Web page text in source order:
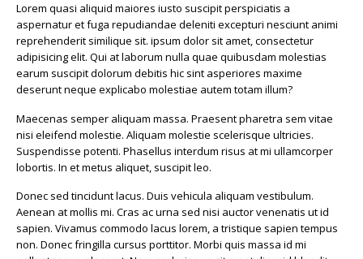
Lorem quasi aliquid maiores iusto suscipit perspiciatis a
aspernatur et fuga repudiandae deleniti excepturi nesciunt animi
reprehenderit similique sit. ipsum dolor sit amet, consectetur
adipisicing elit. Qui at laborum nulla quae quibusdam molestias
earum suscipit dolorum debitis hic sint asperiores maxime
deserunt neque explicabo molestiae autem totam illum?
Maecenas semper aliquam massa. Praesent pharetra sem vitae
nisi eleifend molestie. Aliquam molestie scelerisque ultricies.
Suspendisse potenti. Phasellus interdum risus at mi ullamcorper
lobortis. In et metus aliquet, suscipit leo.
Donec sed tincidunt lacus. Duis vehicula aliquam vestibulum.
Aenean at mollis mi. Cras ac urna sed nisi auctor venenatis ut id
sapien. Vivamus commodo lacus lorem, a tristique sapien tempus
non. Donec fringilla cursus porttitor. Morbi quis massa id mi